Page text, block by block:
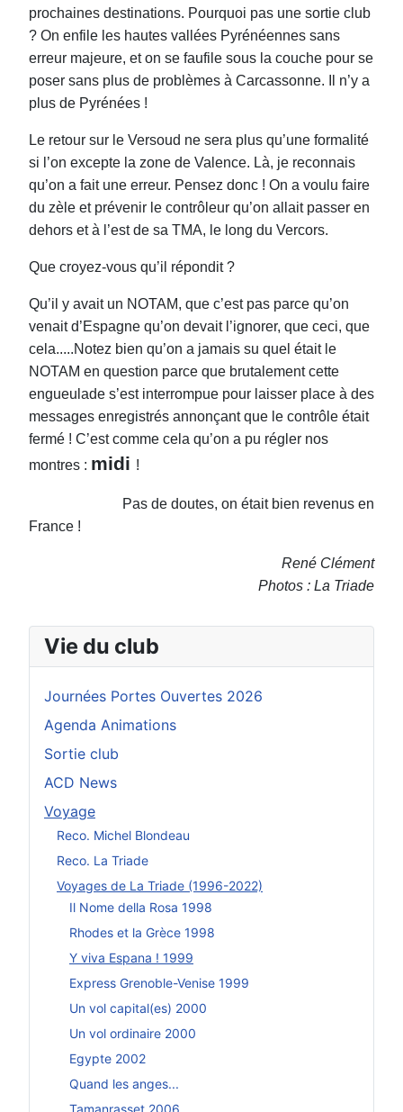
Vie du club
Journées Portes Ouvertes 2026
Agenda Animations
Sortie club
ACD News
Voyage
Reco. Michel Blondeau
Reco. La Triade
Voyages de La Triade (1996-2022)
Il Nome della Rosa 1998
Rhodes et la Grèce 1998
Y viva Espana ! 1999
Express Grenoble-Venise 1999
Un vol capital(es) 2000
Un vol ordinaire 2000
Egypte 2002
Quand les anges...
prochaines destinations. Pourquoi pas une sortie club
? On enfile les hautes vallées Pyrénéennes sans
erreur majeure, et on se faufile sous la couche pour se
poser sans plus de problèmes à Carcassonne. Il n’y a
plus de Pyrénées !
Le retour sur le Versoud ne sera plus qu’une formalité
si l’on excepte la zone de Valence. Là, je reconnais
qu’on a fait une erreur. Pensez donc ! On a voulu faire
du zèle et prévenir le contrôleur qu’on allait passer en
dehors et à l’est de sa TMA, le long du Vercors.
Que croyez-vous qu’il répondit ?
Qu’il y avait un NOTAM, que c’est pas parce qu’on
venait d’Espagne qu’on devait l’ignorer, que ceci, que
cela.....Notez bien qu’on a jamais su quel était le
NOTAM en question parce que brutalement cette
engueulade s’est interrompue pour laisser place à des
messages enregistrés annonçant que le contrôle était
fermé ! C’est comme cela qu’on a pu régler nos
montres : midi !
Pas de doutes, on était bien revenus en
France !
René Clément
Photos : La Triade